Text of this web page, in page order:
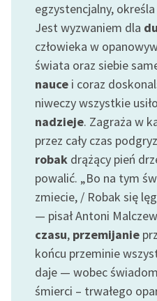
E-kolekcja lektur
szkolnych i literatury do
słuchania dla uczennic i
uczniów z
niepełnosprawnościami
Feministyczne inspiracje.
Popularyzacja
skandynawskiej literatury
feministycznej
Ręce pełne poezji
Kolekcje edukacyjne
twórców przechodzących
do domeny publicznej,
lektur szkolnych oraz
Starego Testamentu
egzystencjalny, określa
Jest wyzwaniem dla
człowieka w
świata oraz siebie
nauce i coraz
niweczy wszystkie
nadzieje. Zagraża w
przez cały czas
robak drążący pień
powalić. „Bo na tym
zmiecie, / Robak się
— pisał Antoni
czasu, przemijanie
końcu przeminie
daje — wobec
śmierci – trwałego